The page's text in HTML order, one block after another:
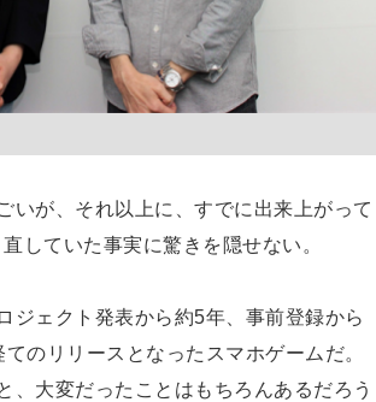
が、それ以上に、すでに出来上がって
していた事実に驚きを隠せない。
ェクト発表から約5年、事前登録から
のリリースとなったスマホゲームだ。
、大変だったことはもちろんあるだろう